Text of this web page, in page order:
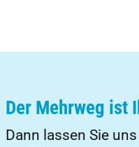
Der Mehrweg ist
Dann lassen Sie